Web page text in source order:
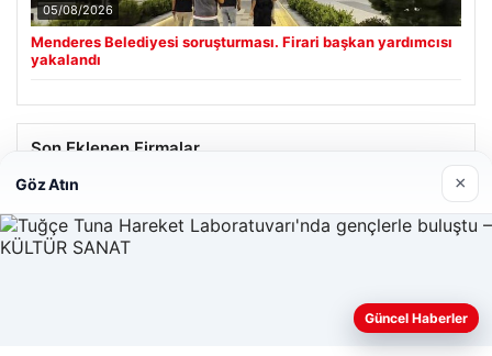
05/08/2026
Menderes Belediyesi soruşturması. Firari başkan yardımcısı
yakalandı
Son Eklenen Firmalar
Web sitemizi nasıl kullandığınızı daha iyi anlayabilmek,
Göz Atın ×
Güncel Haberler